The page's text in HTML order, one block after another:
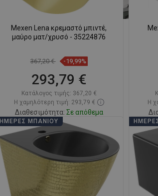
Mexen Lena κρεμαστό μπιντέ,
μαύρο ματ/χρυσό - 35224876
367,20 € -19,99%
293,79 €
Κατάλογος τιμής: 367,20 €
Η χαμηλότερη τιμή: 293,79 €
Διαθεσιμότητα: Σε απόθεμα
Στο καλάθι
Σύγκριση
Η
ΗΜΈΡΕΣ ΜΠΆΝΙΟΥ